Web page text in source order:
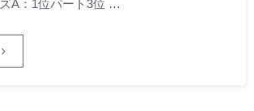
A：1位パート3位 …